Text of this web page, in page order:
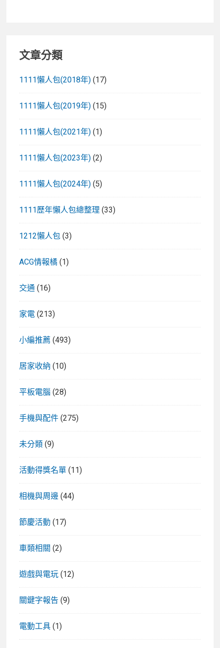
文章分類
1111懶人包(2018年) (17)
1111懶人包(2019年) (15)
1111懶人包(2021年) (1)
1111懶人包(2023年) (2)
1111懶人包(2024年) (5)
1111歷年懶人包總整理 (33)
1212懶人包 (3)
ACG情報橘 (1)
交通 (16)
家電 (213)
小編推薦 (493)
居家收納 (10)
平板電腦 (28)
手機與配件 (275)
未分類 (9)
活動得獎名單 (11)
相機與周邊 (44)
節慶活動 (17)
車類相關 (2)
遊戲與電玩 (12)
關鍵字報告 (9)
電動工具 (1)